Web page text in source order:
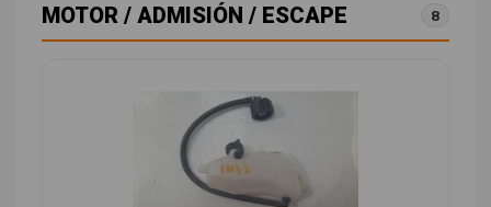
MOTOR / ADMISIÓN / ESCAPE 8